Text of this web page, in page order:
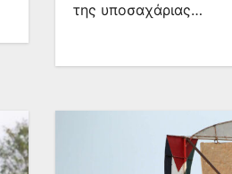
της υποσαχάριας…